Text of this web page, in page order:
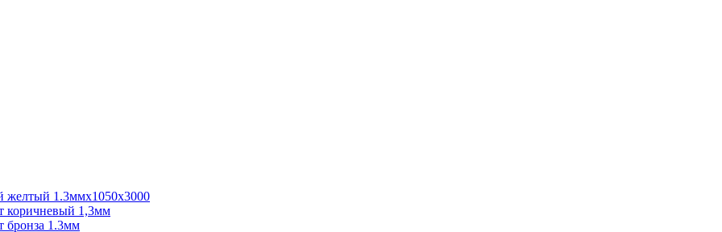
желтый 1.3ммх1050х3000
коричневый 1,3мм
бронза 1.3мм